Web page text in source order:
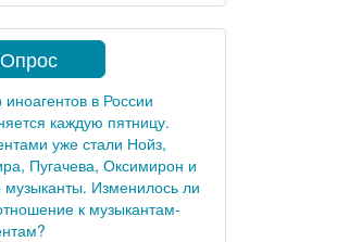
Опрос
иноагентов в России
каждую пятницу.
уже стали Нойз,
Пугачева, Оксимирон и
музыканты. Изменилось ли
к музыкантам-